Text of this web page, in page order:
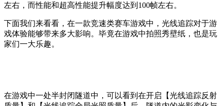
左右，而性能和超高性能提升幅度达到100帧左右。
下面我们来看看，在一款竞速类赛车游戏中，光线追踪对于游
戏体验能够带来多大影响。毕竟在游戏中拍照秀壁纸，也是玩
家们一大乐趣。
在游戏中一处半封闭隧道中，可以看到在开启【光线追踪反射